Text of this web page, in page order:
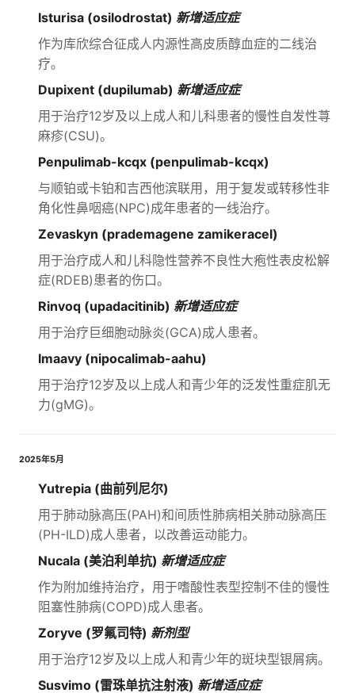
Isturisa (osilodrostat) 新增适应症
作为库欣综合征成人内源性高皮质醇血症的二线治
疗。
Dupixent (dupilumab) 新增适应症
用于治疗12岁及以上成人和儿科患者的慢性自发性荨
麻疹(CSU)。
Penpulimab-kcqx (penpulimab-kcqx)
与顺铂或卡铂和吉西他滨联用，用于复发或转移性非
角化性鼻咽癌(NPC)成年患者的一线治疗。
Zevaskyn (prademagene zamikeracel)
用于治疗成人和儿科隐性营养不良性大疱性表皮松解
症(RDEB)患者的伤口。
Rinvoq (upadacitinib) 新增适应症
用于治疗巨细胞动脉炎(GCA)成人患者。
Imaavy (nipocalimab-aahu)
用于治疗12岁及以上成人和青少年的泛发性重症肌无
力(gMG)。
2025年5月
Yutrepia (曲前列尼尔)
用于肺动脉高压(PAH)和间质性肺病相关肺动脉高压
(PH-ILD)成人患者，以改善运动能力。
Nucala (美泊利单抗) 新增适应症
作为附加维持治疗，用于嗜酸性表型控制不佳的慢性
阻塞性肺病(COPD)成人患者。
Zoryve (罗氟司特) 新剂型
用于治疗12岁及以上成人和青少年的斑块型银屑病。
Susvimo (雷珠单抗注射液) 新增适应症